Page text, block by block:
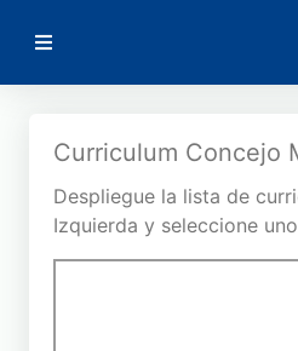
AMSA
Curriculum Concejales
Curriculum Concejo
Despliegue la lista de
Izquierda y seleccione